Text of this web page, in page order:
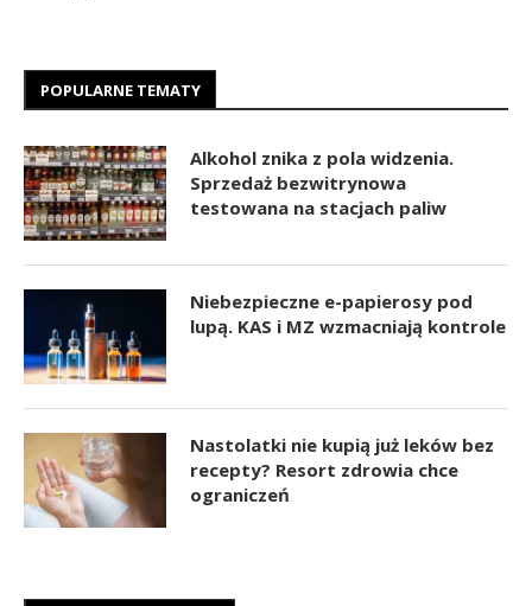
POPULARNE TEMATY
Alkohol znika z pola widzenia.
Sprzedaż bezwitrynowa
testowana na stacjach paliw
Niebezpieczne e-papierosy pod
lupą. KAS i MZ wzmacniają kontrole
Nastolatki nie kupią już leków bez
recepty? Resort zdrowia chce
ograniczeń